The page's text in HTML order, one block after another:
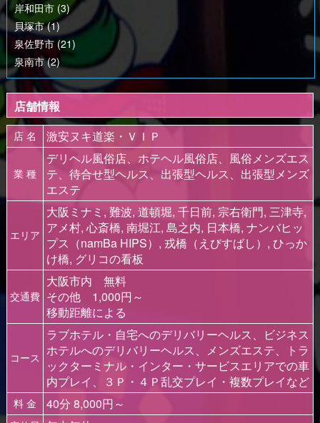
岸和田市 (3)
貝塚市 (1)
泉佐野市 (21)
泉南市 (2)
店舗情報
店 名 激安ヌキ道楽・ＶＩＰ
業 種
デリヘル風俗店、ホテヘル風俗店、風俗メンズエス
テ、待合せ型ヘルス、出張型ヘルス、出張型メンズ
エステ
エリア
大阪ミナミ, 難波, 道頓堀, 千日前, 宗右衛門, 三津寺,
アメ村, 心斎橋, 南堀江, 島之内, 日本橋, ナンバヒッ
プス（namBa HIPS）, 戎橋（えびすばし）, ひっか
け橋, グリコの看板
交通費
大阪市内 無料
その他 1,000円～
移動距離による
コース
ラブホテル・自宅へのデリバリーヘルス、ビジネス
ホテルへのデリバリーヘルス、メンズエステ、トラ
ックターミナル・インター・サービスエリアでの車
内プレイ、３Ｐ・４Ｐ乱交プレイ・複数プレイなど
料 金 40分 8,000円～